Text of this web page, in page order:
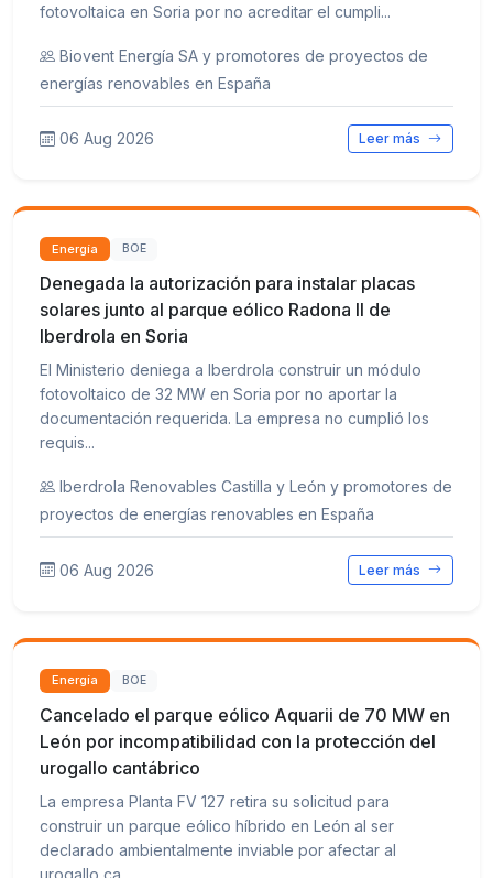
fotovoltaica en Soria por no acreditar el cumpli...
Biovent Energía SA y promotores de proyectos de
energías renovables en España
06 Aug 2026 Leer más
Energía BOE
Denegada la autorización para instalar placas
solares junto al parque eólico Radona II de
Iberdrola en Soria
El Ministerio deniega a Iberdrola construir un módulo
fotovoltaico de 32 MW en Soria por no aportar la
documentación requerida. La empresa no cumplió los
requis...
Iberdrola Renovables Castilla y León y promotores de
proyectos de energías renovables en España
06 Aug 2026 Leer más
Energía BOE
Cancelado el parque eólico Aquarii de 70 MW en
León por incompatibilidad con la protección del
urogallo cantábrico
La empresa Planta FV 127 retira su solicitud para
construir un parque eólico híbrido en León al ser
declarado ambientalmente inviable por afectar al
urogallo ca...